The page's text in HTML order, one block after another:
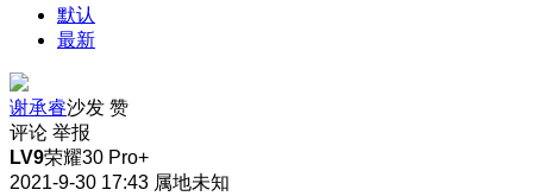
默认
最新
谢承睿沙发 赞
评论 举报
LV9荣耀30 Pro+
2021-9-30 17:43 属地未知